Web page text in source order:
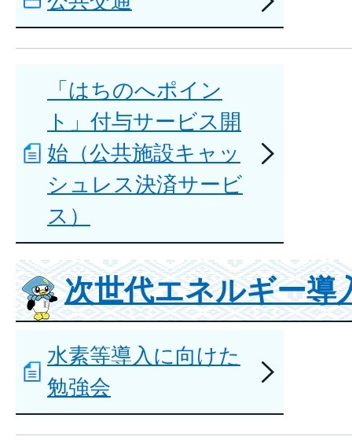
「はちのへポイン
ト」付与サービス開
始（公共施設キャッ
シュレス決済サービ
ス）
次世代エネルギー導
水素等導入に向けた
勉強会